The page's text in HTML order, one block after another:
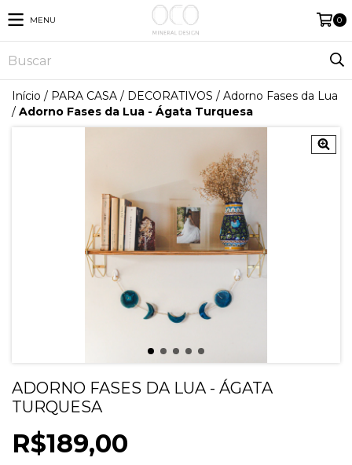
MENU 0
Início / PARA CASA / DECORATIVOS / Adorno Fases da Lua
/ Adorno Fases da Lua - Ágata Turquesa
ADORNO FASES DA LUA - ÁGATA
TURQUESA
R$189,00